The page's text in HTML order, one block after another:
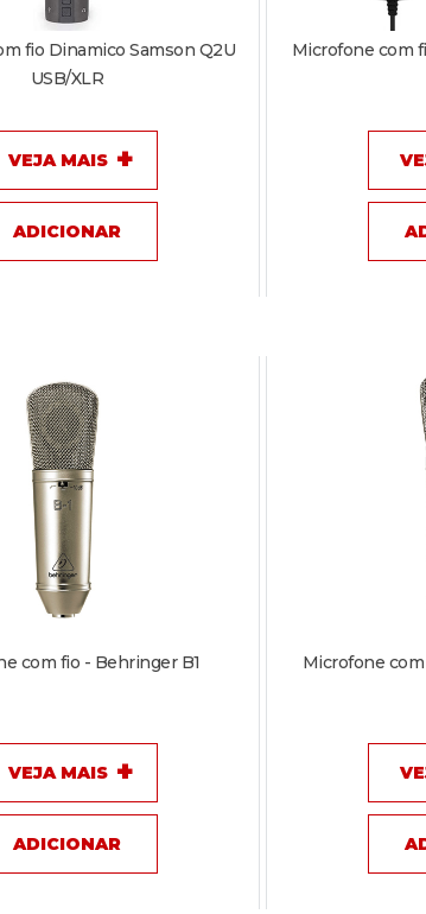
fio Dinamico Samson Q2U
USB/XLR
VEJA MAIS
ADICIONAR
Microfone com
com fio - Behringer B1
VEJA MAIS
ADICIONAR
Microfone